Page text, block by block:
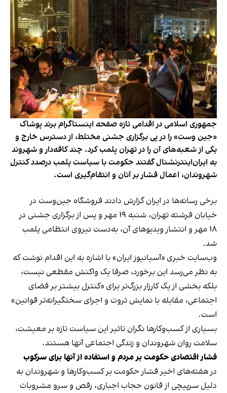
جمهوری اسلامی در اقدامی تازه صفحه اینستاگرام برند پوشاک
«جین وست» را در پی برگزاری جشنی مختلط، از دسترس خارج و
یکی از شعبه‌های آن را در تهران پلمب کرد. چند کافه‌‌دار و شهروند
به ایران‌اینترنشنال گفتند حکومت با سیاست پلمب درصدد کنترل
شهروندان، اعمال فشار بر آنان و انتقام‌گیری است.
برخی رسانه‌ها در ایران گزارش دادند فروشگاه جین‌وست در
خیابان فرشته تهران، شنبه ۱۹ مهر و پس از برگزاری جشنی در
۱۸ مهر و انتشار ویدیوهای آن، به‌دست نیروی انتظامی پلمب
شد.
وب‌سایت خبری «آسیانیوز ایران» با اشاره به این اقدام نوشت که
به نظر می‌رسد این برخورد، صرفا یک واکنش مقطعی نیست،
بلکه بخشی از یک کارزار بزرگ‌تر برای «کنترل بیشتر بر فضای
اجتماعی، مقابله با نمایش ثروت و اجرای سختگیرانه‌تر قوانین»
است.
بسیاری از کسب‌وکارها نگران تاثیر این سیاست‌ تازه بر معیشت،
سلامت روان شهروندان و زندگی اجتماعی آنها هستند.
فشار اقتصادی حکومت بر مردم و استفاده از آنها برای سرکوب
در هفته‌های اخیر فشار حکومت بر کسب‌وکارها و شهروندان به
دلیل سرپیچی از قانون حجاب اجباری، رقص و سرو مشروبات